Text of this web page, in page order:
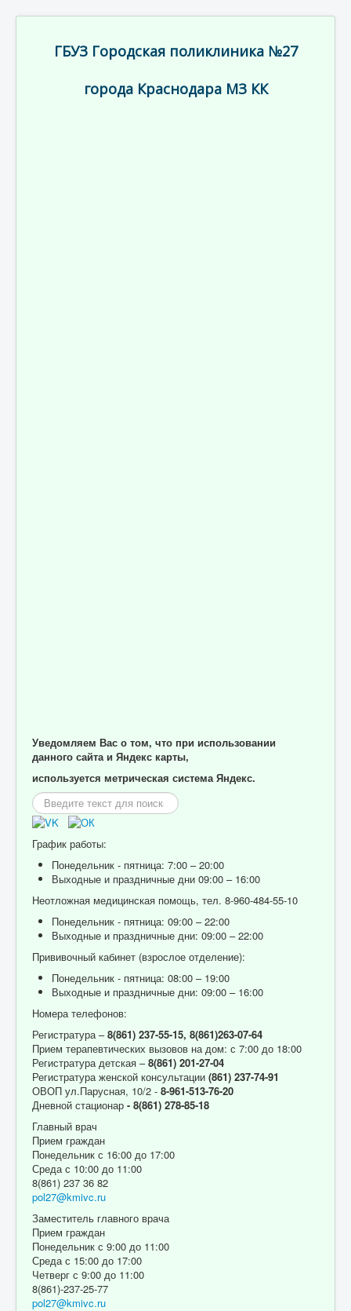
ГБУЗ Городская поликлиника №27
города Краснодара МЗ КК
Уведомляем Вас о том, что при использовании
данного сайта и Яндекс карты,
используется метрическая система Яндекс.
Искать...
График работы:
Понедельник - пятница: 7:00 – 20:00
Выходные и праздничные дни 09:00 – 16:00
Неотложная медицинская помощь, тел. 8-960-484-55-10
Понедельник - пятница: 09:00 – 22:00
Выходные и праздничные дни: 09:00 – 22:00
Прививочный кабинет (взрослое отделение):
Понедельник - пятница: 08:00 – 19:00
Выходные и праздничные дни: 09:00 – 16:00
Номера телефонов:
Регистратура –8(861) 237-55-15, 8(861)263-07-64
Прием терапевтических вызовов на дом: с 7:00 до 18:00
Регистратура детская –8(861) 201-27-04
Регистратура женской консультации (861) 237-74-91
ОВОП ул.Парусная, 10/2 - 8-961-513-76-20
Дневной стационар - 8(861) 278-85-18
Главный врач
Прием граждан
Понедельник с 16:00 до 17:00
Среда с 10:00 до 11:00
8(861) 237 36 82
pol27@kmivc.ru
Заместитель главного врача
Прием граждан
Понедельник с 9:00 до 11:00
Среда с 15:00 до 17:00
Четверг с 9:00 до 11:00
8(861)-237-25-77
pol27@kmivc.ru